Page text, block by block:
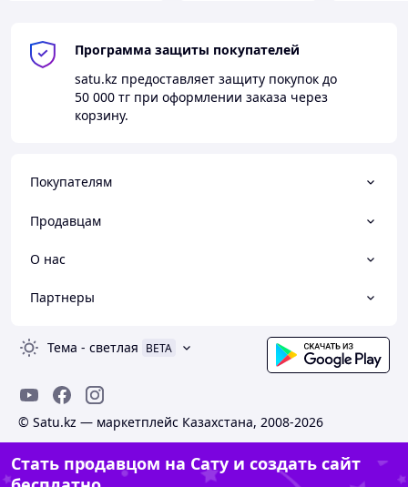
Программа защиты покупателей
satu.kz предоставляет защиту покупок до
50 000 тг при оформлении заказа через
корзину.
Покупателям
Продавцам
О нас
Партнеры
Тема - светлая BETA
© Satu.kz — маркетплейс Казахстана, 2008-2026
Стать продавцом на Сату и создать сайт